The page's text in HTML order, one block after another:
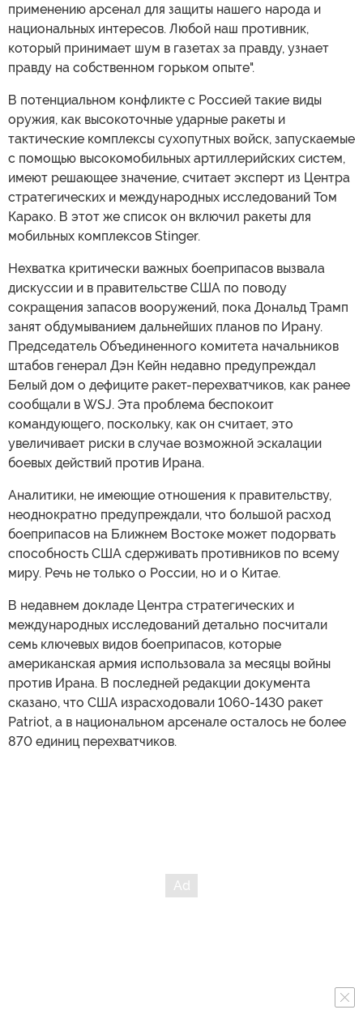
применению арсенал для защиты нашего народа и
национальных интересов. Любой наш противник,
который принимает шум в газетах за правду, узнает
правду на собственном горьком опыте".
В потенциальном конфликте с Россией такие виды
оружия, как высокоточные ударные ракеты и
тактические комплексы сухопутных войск, запускаемые
с помощью высокомобильных артиллерийских систем,
имеют решающее значение, считает эксперт из Центра
стратегических и международных исследований Том
Карако. В этот же список он включил ракеты для
мобильных комплексов Stinger.
Нехватка критически важных боеприпасов вызвала
дискуссии и в правительстве США по поводу
сокращения запасов вооружений, пока Дональд Трамп
занят обдумыванием дальнейших планов по Ирану.
Председатель Объединенного комитета начальников
штабов генерал Дэн Кейн недавно предупреждал
Белый дом о дефиците ракет-перехватчиков, как ранее
сообщали в WSJ. Эта проблема беспокоит
командующего, поскольку, как он считает, это
увеличивает риски в случае возможной эскалации
боевых действий против Ирана.
Аналитики, не имеющие отношения к правительству,
неоднократно предупреждали, что большой расход
боеприпасов на Ближнем Востоке может подорвать
способность США сдерживать противников по всему
миру. Речь не только о России, но и о Китае.
В недавнем докладе Центра стратегических и
международных исследований детально посчитали
семь ключевых видов боеприпасов, которые
американская армия использовала за месяцы войны
против Ирана. В последней редакции документа
сказано, что США израсходовали 1060-1430 ракет
Patriot, а в национальном арсенале осталось не более
870 единиц перехватчиков.